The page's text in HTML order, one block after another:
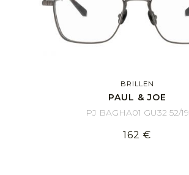
BRILLEN
PAUL & JOE
PJ BAGHA01 GU32 52/19
162 €